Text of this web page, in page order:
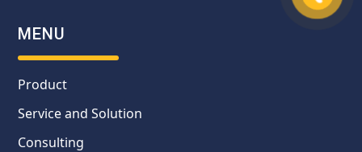
MENU
Product
Service and Solution
Consulting